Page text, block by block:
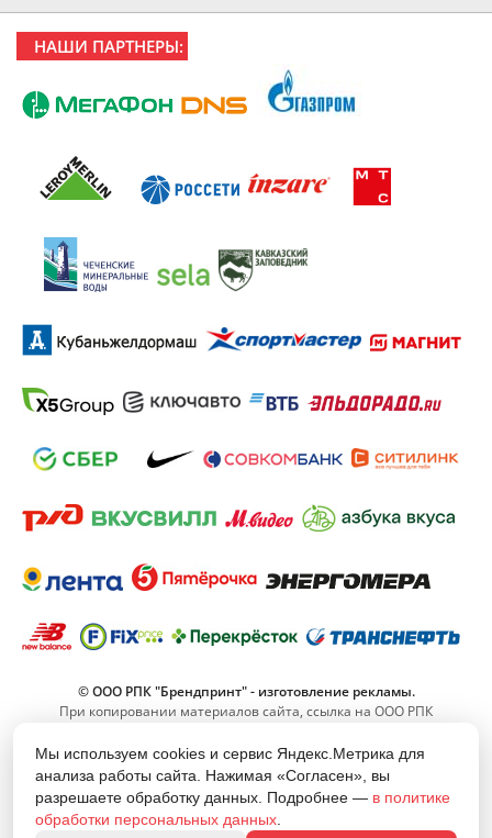
НАШИ ПАРТНЕРЫ:
© ООО РПК "Брендпринт" - изготовление рекламы.
При копировании материалов сайта, ссылка на ООО РПК
8 (800) 555-11-42
(Звонок по РФ бесплатный)
info@brand-print.ru
Мы используем cookies и сервис Яндекс.Метрика для
анализа работы сайта. Нажимая «Согласен», вы
разрешаете обработку данных. Подробнее — в политике
обработки персональных данных